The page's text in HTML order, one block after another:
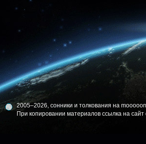
2005–2026, сонники и толкования на
При копировании материалов ссылка на сайт